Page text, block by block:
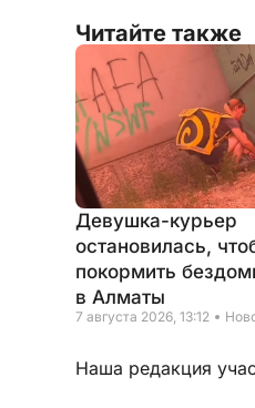
Читайте также
Девушка-курьер
остановилась,
покормить
в Алматы
7 августа 2026, 13:12
Наша редакция